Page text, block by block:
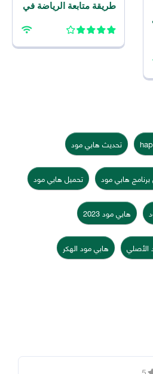
طريقة متابعة الرياضة في
تحديث هابي مود
هابي مود تحميل هابي مود
هابي مود 2023
الأصلي هابي مود الهكر